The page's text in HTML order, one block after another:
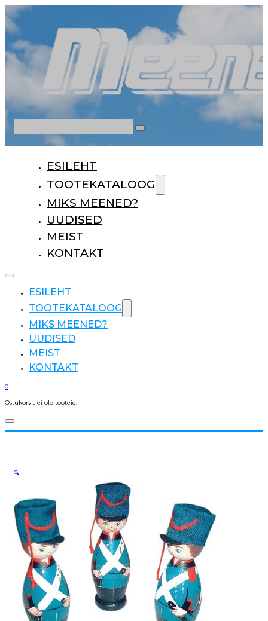
ESILEHT
TOOTEKATALOOG
MIKS MEENED?
UUDISED
MEIST
KONTAKT
ESILEHT
TOOTEKATALOOG
MIKS MEENED?
UUDISED
MEIST
KONTAKT
0
Ostukorvis ei ole tooteid.
🔍